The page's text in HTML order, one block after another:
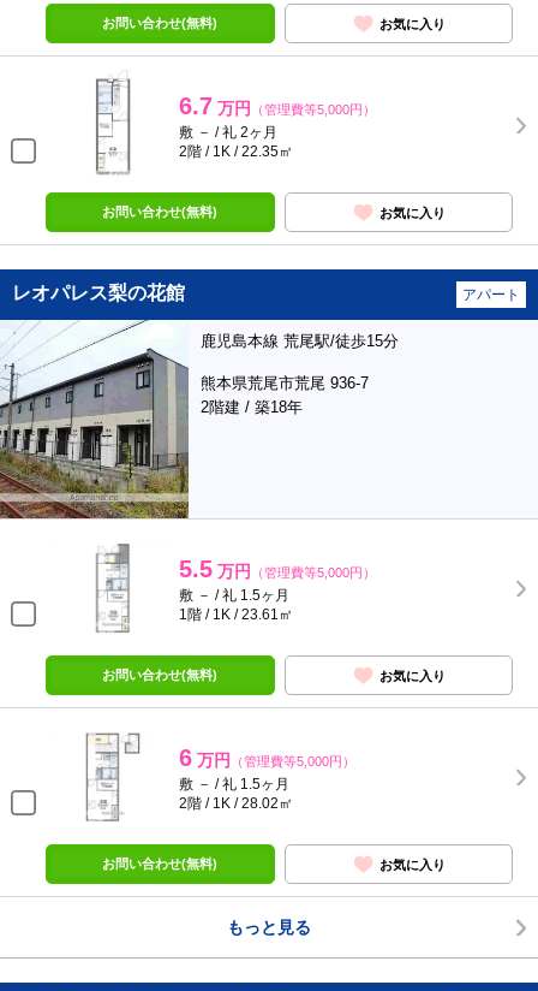
お問い合わせ(無料) お気に入り
6.7 万円 （管理費等5,000円）
敷 － / 礼 2ヶ月
2階 / 1K / 22.35㎡
お問い合わせ(無料) お気に入り
レオパレス梨の花館 アパート
鹿児島本線 荒尾駅/徒歩15分
熊本県荒尾市荒尾 936-7
2階建 / 築18年
5.5 万円 （管理費等5,000円）
敷 － / 礼 1.5ヶ月
1階 / 1K / 23.61㎡
お問い合わせ(無料) お気に入り
6 万円 （管理費等5,000円）
敷 － / 礼 1.5ヶ月
2階 / 1K / 28.02㎡
お問い合わせ(無料) お気に入り
もっと見る